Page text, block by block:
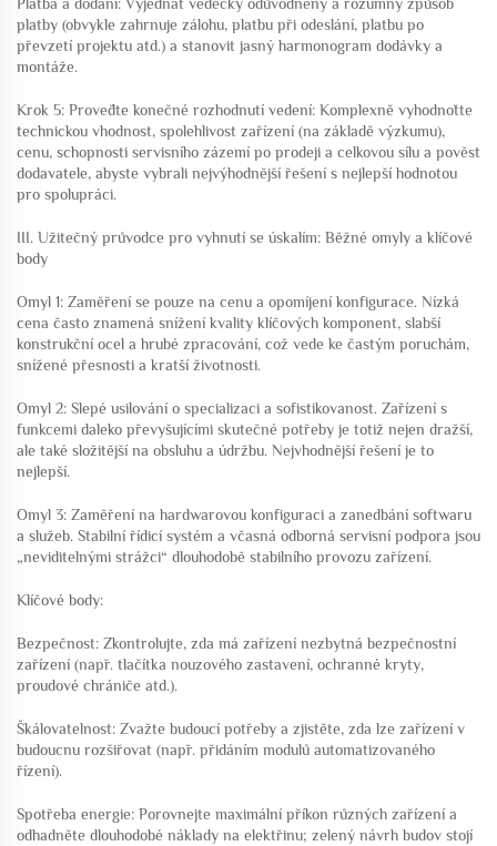
platby (obvykle zahrnuje zálohu, platbu při odeslání, platbu po
převzetí projektu atd.) a stanovit jasný harmonogram dodávky a
montáže.
Krok 5: Proveďte konečné rozhodnutí vedení: Komplexně vyhodnoťte
technickou vhodnost, spolehlivost zařízení (na základě výzkumu),
cenu, schopnosti servisního zázemí po prodeji a celkovou sílu a pověst
dodavatele, abyste vybrali nejvýhodnější řešení s nejlepší hodnotou
pro spolupráci.
III. Užitečný průvodce pro vyhnutí se úskalím: Běžné omyly a klíčové
body
Omyl 1: Zaměření se pouze na cenu a opomíjení konfigurace. Nízká
cena často znamená snížení kvality klíčových komponent, slabší
konstrukční ocel a hrubé zpracování, což vede ke častým poruchám,
snížené přesnosti a kratší životnosti.
Omyl 2: Slepé usilování o specializaci a sofistikovanost. Zařízení s
funkcemi daleko převyšujícími skutečné potřeby je totiž nejen dražší,
ale také složitější na obsluhu a údržbu. Nejvhodnější řešení je to
nejlepší.
Omyl 3: Zaměření na hardwarovou konfiguraci a zanedbání softwaru
a služeb. Stabilní řídicí systém a včasná odborná servisní podpora jsou
„neviditelnými strážci“ dlouhodobě stabilního provozu zařízení.
Klíčové body:
Bezpečnost: Zkontrolujte, zda má zařízení nezbytná bezpečnostní
zařízení (např. tlačítka nouzového zastavení, ochranné kryty,
proudové chrániče atd.).
Škálovatelnost: Zvažte budoucí potřeby a zjistěte, zda lze zařízení v
budoucnu rozšiřovat (např. přidáním modulů automatizovaného
řízení).
Spotřeba energie: Porovnejte maximální příkon různých zařízení a
odhadněte dlouhodobé náklady na elektřinu; zelený návrh budov stojí